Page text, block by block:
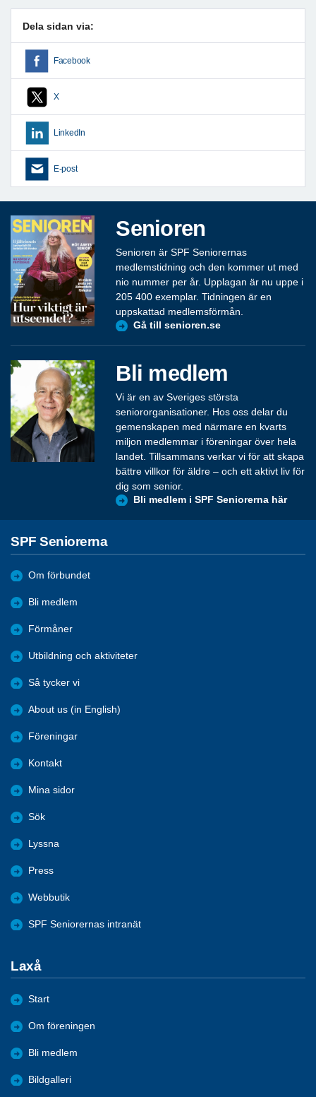
Dela sidan via:
Facebook
X
LinkedIn
E-post
Senioren
Senioren är SPF Seniorernas
medlemstidning och den kommer ut med
nio nummer per år. Upplagan är nu uppe i
205 400 exemplar. Tidningen är en
uppskattad medlemsförmån.
Gå till senioren.se
Bli medlem
Vi är en av Sveriges största
seniororganisationer. Hos oss delar du
gemenskapen med närmare en kvarts
miljon medlemmar i föreningar över hela
landet. Tillsammans verkar vi för att skapa
bättre villkor för äldre – och ett aktivt liv för
dig som senior.
Bli medlem i SPF Seniorerna här
SPF Seniorerna
Om förbundet
Bli medlem
Förmåner
Utbildning och aktiviteter
Så tycker vi
About us (in English)
Föreningar
Kontakt
Mina sidor
Sök
Lyssna
Press
Webbutik
SPF Seniorernas intranät
Laxå
Start
Om föreningen
Bli medlem
Bildgalleri